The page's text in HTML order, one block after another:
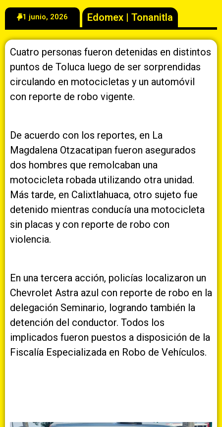
1 junio, 2026 Edomex | Tonanitla
Cuatro personas fueron detenidas en distintos
puntos de Toluca luego de ser sorprendidas
circulando en motocicletas y un automóvil
con reporte de robo vigente.
De acuerdo con los reportes, en La
Magdalena Otzacatipan fueron asegurados
dos hombres que remolcaban una
motocicleta robada utilizando otra unidad.
Más tarde, en Calixtlahuaca, otro sujeto fue
detenido mientras conducía una motocicleta
sin placas y con reporte de robo con
violencia.
En una tercera acción, policías localizaron un
Chevrolet Astra azul con reporte de robo en la
delegación Seminario, logrando también la
detención del conductor. Todos los
implicados fueron puestos a disposición de la
Fiscalía Especializada en Robo de Vehículos.